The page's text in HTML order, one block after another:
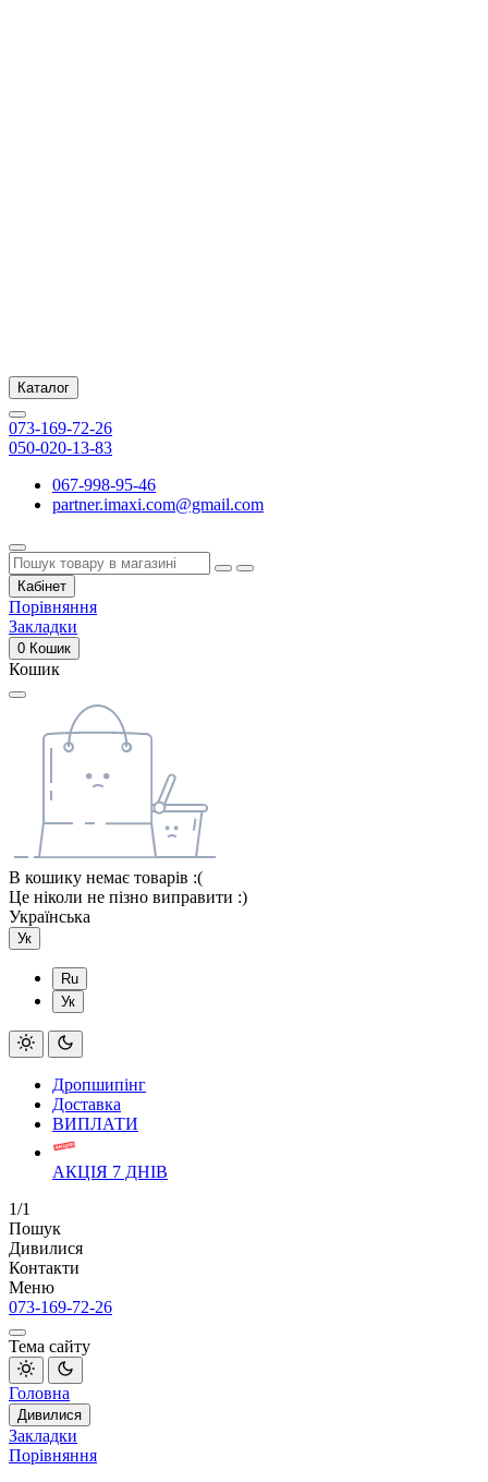
Каталог
073-169-72-26
050-020-13-83
067-998-95-46
partner.imaxi.com@gmail.com
Кабінет
Порівняння
Закладки
0 Кошик
Кошик
В кошику немає товарів :(
Це ніколи не пізно виправити :)
Українська
Ук
Ru
Ук
Дропшипінг
Доставка
ВИПЛАТИ
АКЦІЯ 7 ДНІВ
1/1
Пошук
Дивилися
Контакти
Меню
073-169-72-26
Тема сайту
Головна
Дивилися
Закладки
Порівняння